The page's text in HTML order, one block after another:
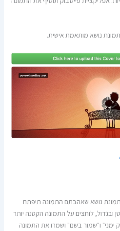
נושא מותאמת אישית.
נושא שאהבתם התמונה תיפתח
ובגדול, לוחצים על התמונה הקטנה יותר
ימני" ו"שמור בשם" ושמרו את התמונה